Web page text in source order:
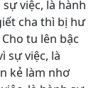
việc, là hành
cha thì bị hư
tu lên bậc
sự việc, là
kẻ làm nhơ